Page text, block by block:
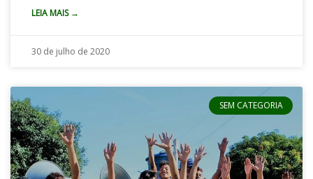
LEIA MAIS →
30 de julho de 2020
SEM CATEGORIA